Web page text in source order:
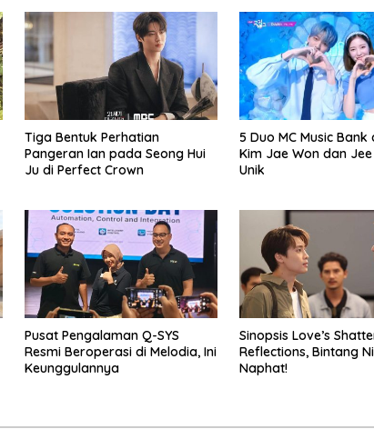
Tiga Bentuk Perhatian
Pangeran Ian pada Seong Hui
Ju di Perfect Crown
5 Duo MC Music Bank
Kim Jae Won dan
Unik
Pusat Pengalaman Q-SYS
Resmi Beroperasi di Melodia, Ini
Keunggulannya
Sinopsis Love’s
Reflections, Bintang
Naphat!